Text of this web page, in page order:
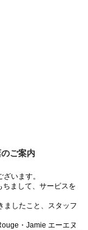
ご案内
います。
まして、サービスを
ましたこと、スタッフ
・Jamie エーエヌ